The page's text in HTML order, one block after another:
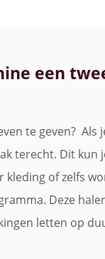
een
te geven? Als
terecht. Dit kun
of zelfs
Deze
letten op